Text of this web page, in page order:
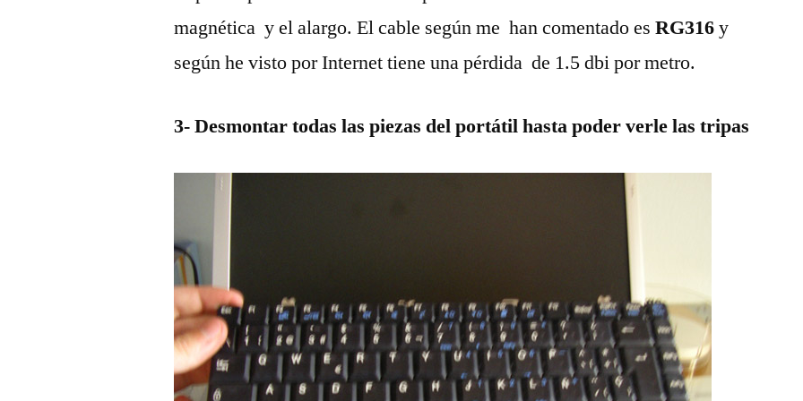
magnética y el alargo. El cable según me han comentado esRG316y
según he visto por Internet tiene una pérdida de 1.5 dbi por metro.
3- Desmontar todas las piezas del portátil hasta poder verle las tripas